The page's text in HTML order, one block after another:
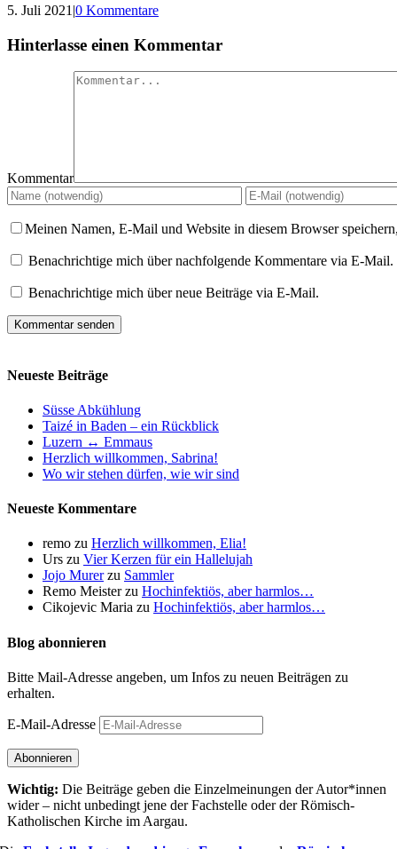
5. Juli 2021 |0 Kommentare
Hinterlasse einen Kommentar
Kommentar
Meinen Namen, E-Mail und Website in diesem Browser
Benachrichtige mich über nachfolgende Kommentare via E-Mail.
Benachrichtige mich über neue Beiträge via E-Mail.
Neueste Beiträge
Süsse Abkühlung
Taizé in Baden – ein Rückblick
Luzern ↔ Emmaus
Herzlich willkommen, Sabrina!
Wo wir stehen dürfen, wie wir sind
Neueste Kommentare
remo zu Herzlich willkommen, Elia!
Urs zu Vier Kerzen für ein Hallelujah
Jojo Murerzu Sammler
Remo Meisterzu Hochinfektiös, aber harmlos…
Cikojevic Maria zu Hochinfektiös, aber harmlos…
Blog abonnieren
Bitte Mail-Adresse angeben, um Infos zu neuen Beiträgen zu
erhalten.
E-Mail-Adresse
Abonnieren
Wichtig: Die Beiträge geben die Einzel­meinungen der Autor*innen
wider – nicht unbedingt jene der Fach­stelle oder der Römisch-
Katholischen Kirche im Aargau.